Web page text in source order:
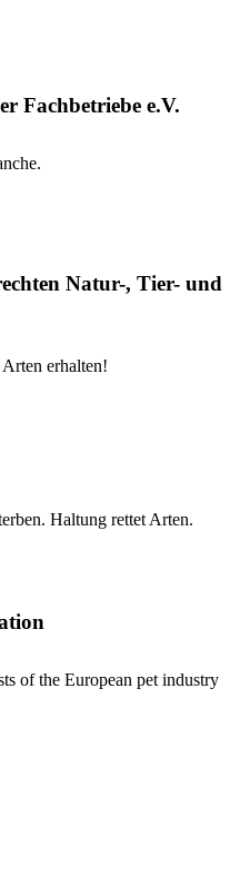
Fachbetriebe e.V.
Natur-, Tier- und
erhalten!
Haltung rettet Arten.
of the European pet industry